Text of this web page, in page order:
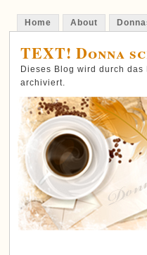
Home About
TEXT! Donna
Dieses Blog wird durch
archiviert.